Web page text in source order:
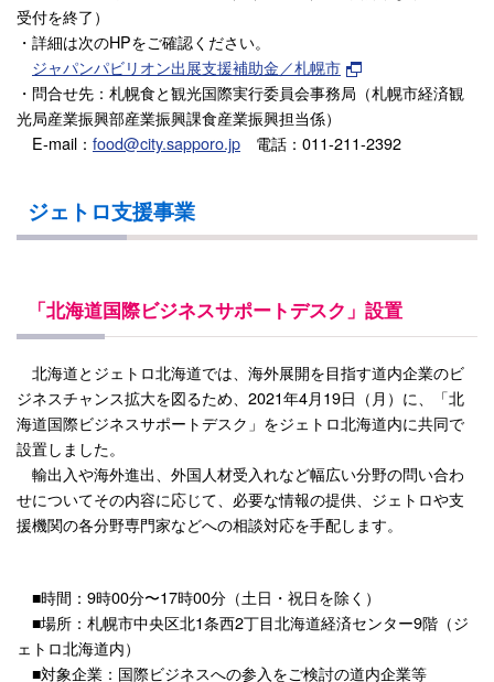
受付を終了）
・詳細は次のHPをご確認ください。
ジャパンパビリオン出展支援補助金／札幌市
・問合せ先：札幌食と観光国際実行委員会事務局（札幌市経済観
光局産業振興部産業振興課食産業振興担当係）
E-mail： food@city.sapporo.jp 電話：011-211-2392
ジェトロ支援事業
「北海道国際ビジネスサポートデスク」設置
北海道とジェトロ北海道では、海外展開を目指す道内企業のビ
ジネスチャンス拡大を図るため、2021年4月19日（月）に、「北
海道国際ビジネスサポートデスク」をジェトロ北海道内に共同で
設置しました。
輸出入や海外進出、外国人材受入れなど幅広い分野の問い合わ
せについてその内容に応じて、必要な情報の提供、ジェトロや支
援機関の各分野専門家などへの相談対応を手配します。
■時間：9時00分〜17時00分（土日・祝日を除く）
■場所：札幌市中央区北1条西2丁目北海道経済センター9階（ジ
ェトロ北海道内）
■対象企業：国際ビジネスへの参入をご検討の道内企業等